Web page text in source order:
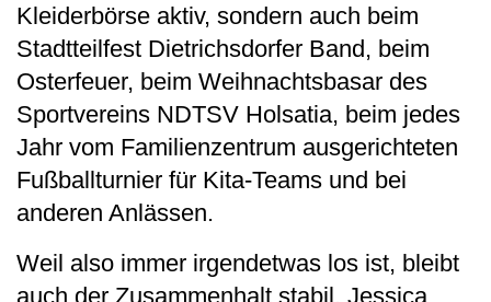
Kleiderbörse aktiv, sondern auch beim
Stadtteilfest Dietrichsdorfer Band, beim
Osterfeuer, beim Weihnachtsbasar des
Sportvereins NDTSV Holsatia, beim jedes
Jahr vom Familienzentrum ausgerichteten
Fußballturnier für Kita-Teams und bei
anderen Anlässen.
Weil also immer irgendetwas los ist, bleibt
auch der Zusammenhalt stabil. Jessica